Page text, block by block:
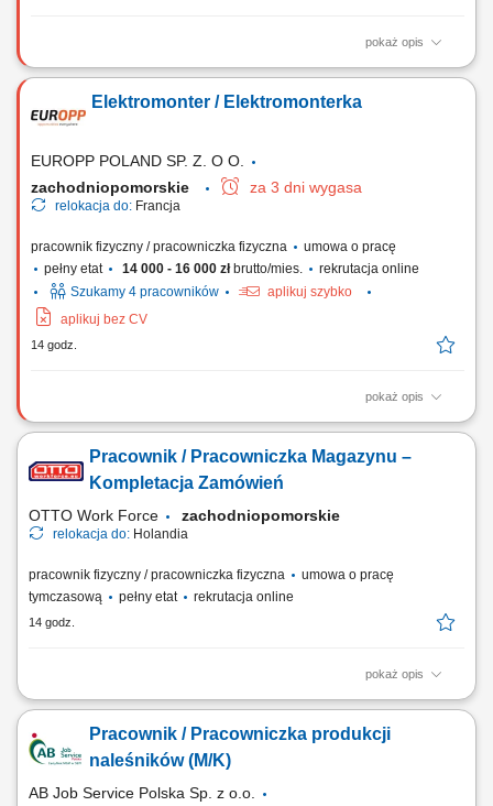
pokaż opis
Zadania Wykonywanie prac lakierniczych w specjalistycznej kabinie na
lakierowaniem: czyszczenie, odtłuszczanie, szlifowanie oraz oklejanie
powierzchni; Przygotowywanie mieszanek lakierniczych według
Elektromonter / Elektromonterka
EUROPP POLAND SP. Z. O O.
zachodniopomorskie
za 3 dni wygasa
relokacja do: Francja
pracownik fizyczny / pracowniczka fizyczna
umowa o pracę
pełny etat
14 000 - 16 000 złbrutto/mies.
rekrutacja online
Szukamy 4 pracowników
aplikuj szybko
aplikuj bez CV
14 godz.
pokaż opis
Zadania Przygotowanie oraz montaż wiązek kablowych w wagonach i
podstawie dostarczonych planów i rysunków technicznych; Realizacja
zadań montażowych zgodnie z instrukcjami i wytycznymi przełożonych;
Pracownik / Pracowniczka Magazynu –
Kompletacja Zamówień
OTTO Work Force zachodniopomorskie
relokacja do: Holandia
pracownik fizyczny / pracowniczka fizyczna
umowa o pracę
tymczasową
pełny etat rekrutacja online
14 godz.
pokaż opis
Opis stanowiska: Kompletowanie zamówień przy użyciu skanera lub
zamówieniami klientów. Obsługa wózków magazynowych typu EPT
oraz urządzeń do transportu wewnętrznego. Zabezpieczanie palet i
Pracownik / Pracowniczka produkcji
naleśników (M/K)
AB Job Service Polska Sp. z o.o.